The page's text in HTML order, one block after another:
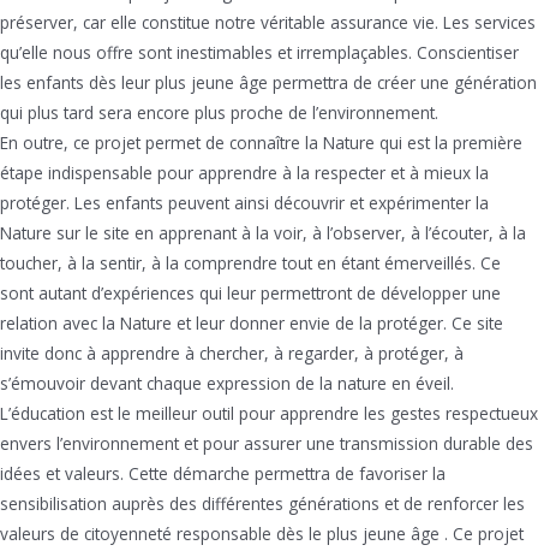
préserver, car elle constitue notre véritable assurance vie. Les services
qu’elle nous offre sont inestimables et irremplaçables. Conscientiser
les enfants dès leur plus jeune âge permettra de créer une génération
qui plus tard sera encore plus proche de l’environnement.
En outre, ce projet permet de connaître la Nature qui est la première
étape indispensable pour apprendre à la respecter et à mieux la
protéger. Les enfants peuvent ainsi découvrir et expérimenter la
Nature sur le site en apprenant à la voir, à l’observer, à l’écouter, à la
toucher, à la sentir, à la comprendre tout en étant émerveillés. Ce
sont autant d’expériences qui leur permettront de développer une
relation avec la Nature et leur donner envie de la protéger. Ce site
invite donc à apprendre à chercher, à regarder, à protéger, à
s’émouvoir devant chaque expression de la nature en éveil.
L’éducation est le meilleur outil pour apprendre les gestes respectueux
envers l’environnement et pour assurer une transmission durable des
idées et valeurs. Cette démarche permettra de favoriser la
sensibilisation auprès des différentes générations et de renforcer les
valeurs de citoyenneté responsable dès le plus jeune âge . Ce projet